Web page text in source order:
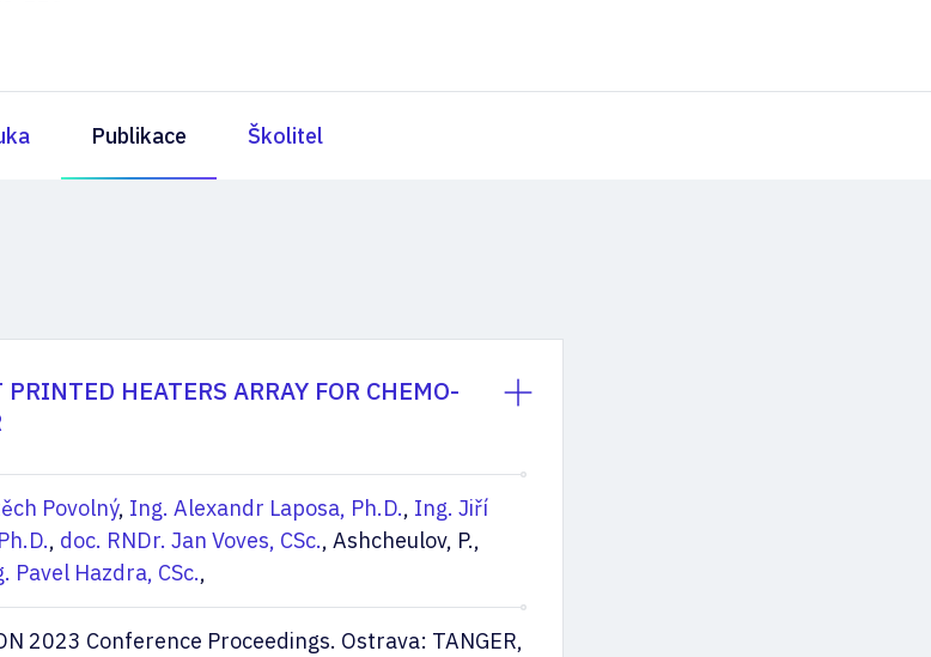
Publikace Školitel
HEATERS ARRAY FOR CHEMO-
Povolný, Ing. Alexandr Laposa, Ph.D., Ing. Jiří
, doc. RNDr. Jan Voves, CSc., Ashcheulov, P.,
Pavel Hazdra, CSc.,
2023 Conference Proceedings. Ostrava: TANGER,